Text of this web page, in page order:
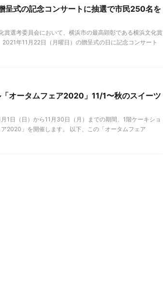
呈式の記念コンサートに抽選で市民250名を
賞選考委員会において、横浜市の最高顕彰である横浜文化賞
年11月22日（月曜日）の贈呈式の日に記念コンサート
オータムフェア2020」11/1〜秋のスイーツ
1日（日）から11月30日（月）までの期間、1階ケーキショ
2020」を開催します。 以下、この「オータムフェア